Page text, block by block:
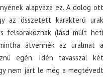
alapváza ez. A dolog ott
az összetett karakterű urak
felsorakoznak (lásd múlt heti
átvennék az uralmat a
egén. Idén tavasszal két
nem járt le még a megtévedt